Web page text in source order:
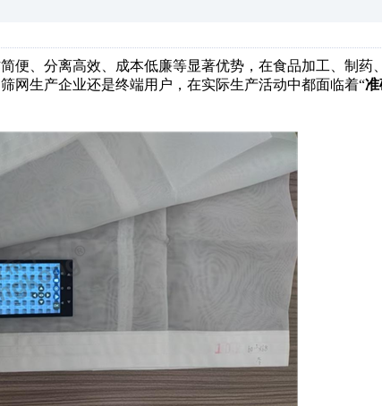
便、分离高效、成本低廉等显著优势，在食品加工、制药
网生产企业还是终端用户，在实际生产活动中都面临着“准